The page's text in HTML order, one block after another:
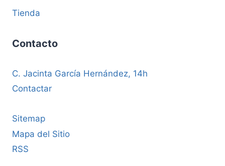
Tienda
Contacto
C. Jacinta García Hernández, 14h
Contactar
Sitemap
Mapa del Sitio
RSS